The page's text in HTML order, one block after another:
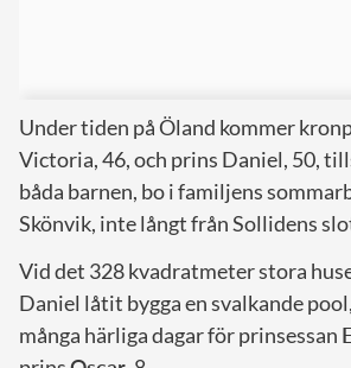
Under tiden på Öland kommer
Victoria, 46, och prins Daniel, 50,
båda barnen, bo i familjens
Skönvik, inte långt från Sollidens
Vid det 328 kvadratmeter stora
Daniel låtit bygga en svalkande
många härliga dagar för prinsessan